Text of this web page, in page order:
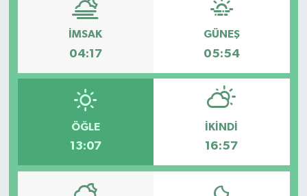
İMSAK
04:17
GÜNEŞ
05:54
ÖĞLE
13:07
İKINDI
16:57